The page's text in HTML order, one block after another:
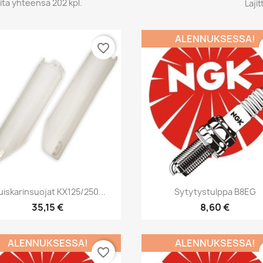
yhteensä 202 kpl.
PikakatseluKX125/250...
35,15 €
favorite_border
Pikakatselu
Sytytystulppa B8EG
8,60 €
ALENNUKSESSA!
ALENNUKSESSA!
favorite_border
ALENNUKSESSA!